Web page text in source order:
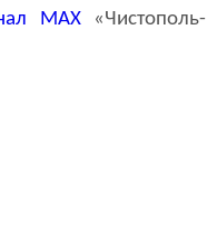
MAX«Чистополь-